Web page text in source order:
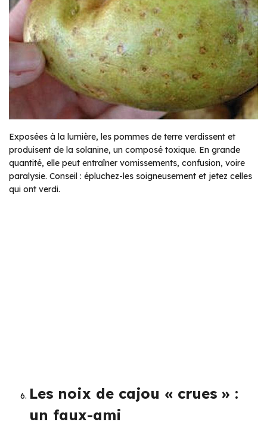
Exposées à la lumière, les pommes de terre verdissent et
produisent de la solanine, un composé toxique. En grande
quantité, elle peut entraîner vomissements, confusion, voire
paralysie. Conseil : épluchez-les soigneusement et jetez celles
qui ont verdi.
Les noix de cajou « crues » :
un faux-ami